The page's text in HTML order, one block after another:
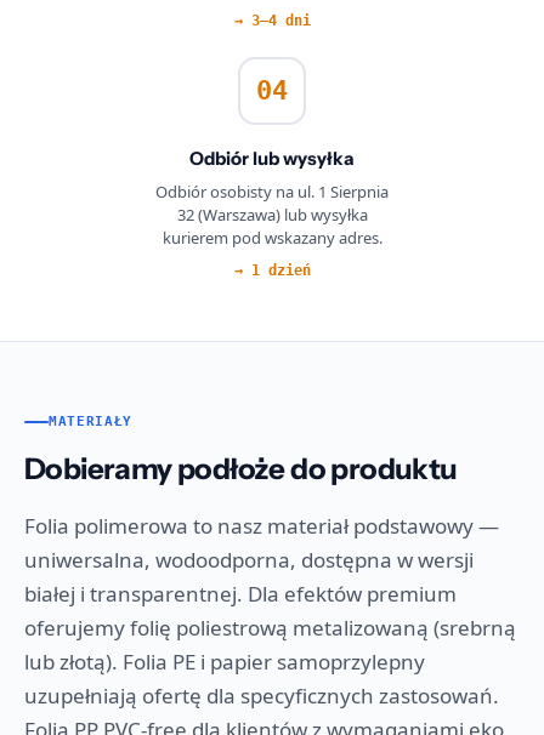
→ 3–4 dni
04
Odbiór lub wysyłka
Odbiór osobisty na ul. 1 Sierpnia
32 (Warszawa) lub wysyłka
kurierem pod wskazany adres.
→ 1 dzień
MATERIAŁY
Dobieramy podłoże do produktu
Folia polimerowa to nasz materiał podstawowy —
uniwersalna, wodoodporna, dostępna w wersji
białej i transparentnej. Dla efektów premium
oferujemy folię poliestrową metalizowaną (srebrną
lub złotą). Folia PE i papier samoprzylepny
uzupełniają ofertę dla specyficznych zastosowań.